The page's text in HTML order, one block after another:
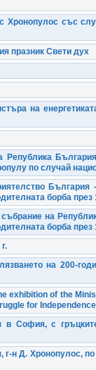
Хронопулос със
празник Свети дух
на
Република
по случай
борба през
на
борба през
на 200-
exhibition of the
for Independence
в София, с
н Д. Хронопулос,